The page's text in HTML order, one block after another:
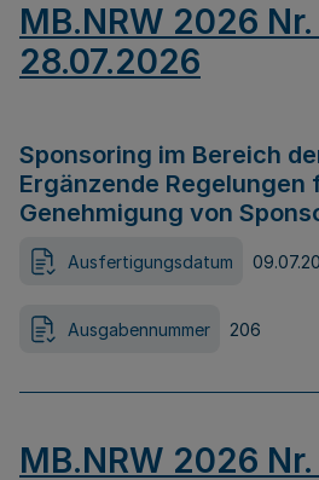
MB.NRW 2026
28.07.2026
Sponsoring im Bereich
Ergänzende Regelungen
Genehmigung von
Ausfertigungsdatum
Ausgabennummer 206
MB.NRW 2026